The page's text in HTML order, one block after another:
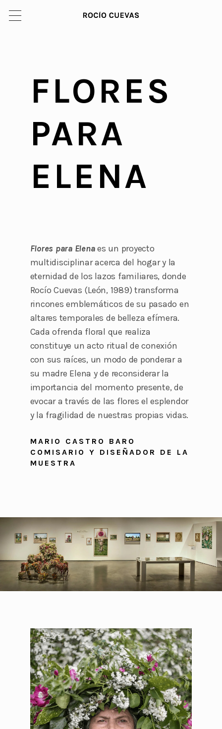
FLORES
PARA
ELENA
Flores para Elenaes un proyecto
multidisciplinar acerca del hogar y la
eternidad de los lazos familiares, donde
Rocío Cuevas (León, 1989) transforma
rincones emblemáticos de su pasado en
altares temporales de belleza efímera.
Cada ofrenda floral que realiza
constituye un acto ritual de conexión
con sus raíces, un modo de ponderar a
su madre Elena y de reconsiderar la
importancia del momento presente, de
evocar a través de las flores el esplendor
y la fragilidad de nuestras propias vidas.
MARIO CASTRO BARO
COMISARIO Y DISEÑADOR DE LA
MUESTRA